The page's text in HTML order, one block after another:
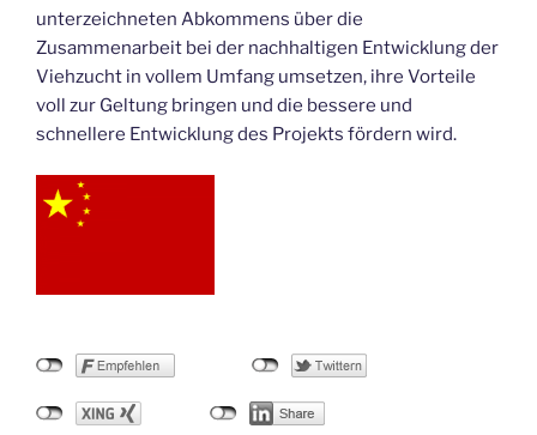
unterzeichneten Abkommens über die
Zusammenarbeit bei der nachhaltigen Entwicklung der
Viehzucht in vollem Umfang umsetzen, ihre Vorteile
voll zur Geltung bringen und die bessere und
schnellere Entwicklung des Projekts fördern wird.